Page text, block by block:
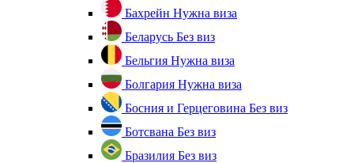
Бахрейн Нужна виза
Беларусь Без виз
Бельгия Нужна виза
Болгария Нужна виза
Босния и Герцеговина Без виз
Ботсвана Без виз
Бразилия Без виз